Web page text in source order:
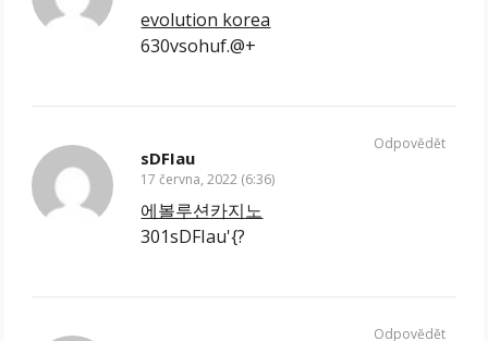
evolution korea
630vsohuf.@+
sDFIau
17 června, 2022 (6:36)
에볼루션카지노
301sDFIau'{?
Odpovědět
Odpovědět